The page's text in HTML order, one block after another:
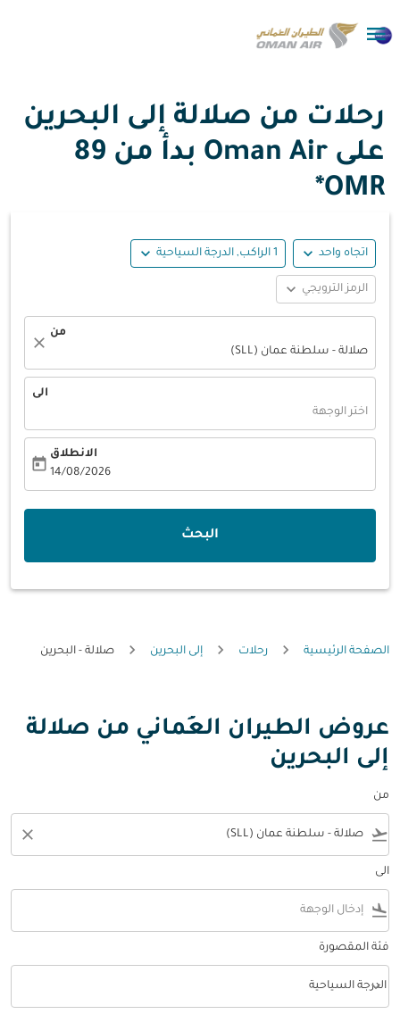

رحلات من صلالة إلى البحرين
على Oman Air بدأ من
89
OMR*
اتجاه واحد expand_more 1 الراكب, الدرجة السياحية expand_more
الرمز الترويجي expand_more
من
صلالة - سلطنة عمان (SLL)
close
الى
اختر الوجهة
الانطلاق
14/08/2026
today
البحث
الصفحة الرئيسية رحلات إلى البحرين صلالة - البحرين
عروض الطيران العُماني من صلالة
إلى البحرين
من
flight_takeoff
close
الى
flight_land
فئة المقصورة
فئة المقصورة option الدرجة السياحية Selected
الدرجة السياحية
keyboard_arrow_down